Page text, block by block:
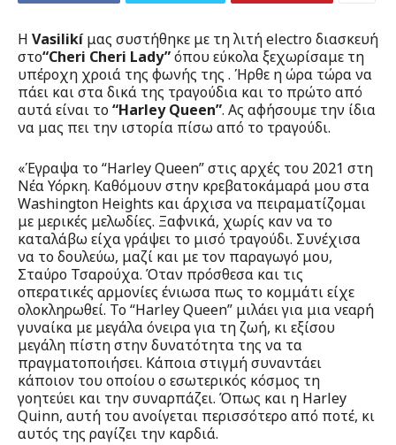
H Vasilikíμας συστήθηκε με τη λιτή electro διασκευή
στο“Cheri Cheri Lady”όπου εύκολα ξεχωρίσαμε τη
υπέροχη χροιά της φωνής της . Ήρθε η ώρα τώρα να
πάει και στα δικά της τραγούδια και το πρώτο από
αυτά είναι το“Harley Queen”. Ας αφήσουμε την ίδια
να μας πει την ιστορία πίσω από το τραγούδι.
«Έγραψα το “Harley Queen” στις αρχές του 2021 στη
Νέα Υόρκη. Καθόμουν στην κρεβατοκάμαρά μου στα
Washington Heights και άρχισα να πειραματίζομαι
με μερικές μελωδίες. Ξαφνικά, χωρίς καν να το
καταλάβω είχα γράψει το μισό τραγούδι. Συνέχισα
να το δουλεύω, μαζί και με τον παραγωγό μου,
Σταύρο Τσαρούχα. Όταν πρόσθεσα και τις
οπερατικές αρμονίες ένιωσα πως το κομμάτι είχε
ολοκληρωθεί. To “Harley Queen” μιλάει για μια νεαρή
γυναίκα με μεγάλα όνειρα για τη ζωή, κι εξίσου
μεγάλη πίστη στην δυνατότητα της να τα
πραγματοποιήσει. Κάποια στιγμή συναντάει
κάποιον του οποίου ο εσωτερικός κόσμος τη
γοητεύει και την συναρπάζει. Όπως και η Harley
Quinn, αυτή του ανοίγεται περισσότερο από ποτέ, κι
αυτός της ραγίζει την καρδιά.